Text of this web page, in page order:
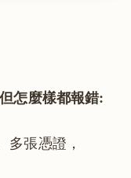
怎麼樣都報錯:
多張憑證，